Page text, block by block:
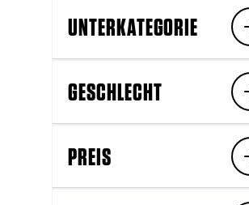
UNTERKATEGORIE
GESCHLECHT
PREIS